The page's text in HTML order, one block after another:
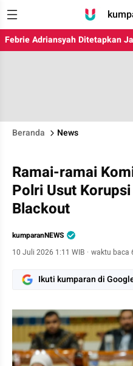
Febrie Adriansyah Ditetapkan
Beranda News
Ramai-ramai
Polri Usut
Blackout
kumparanNEWS
10 Juli 2026 1:11 WIB · waktu baca
Ikuti kumparan di